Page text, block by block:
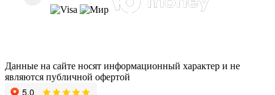
Данные на сайте носят информационный характер и не
являются публичной офертой